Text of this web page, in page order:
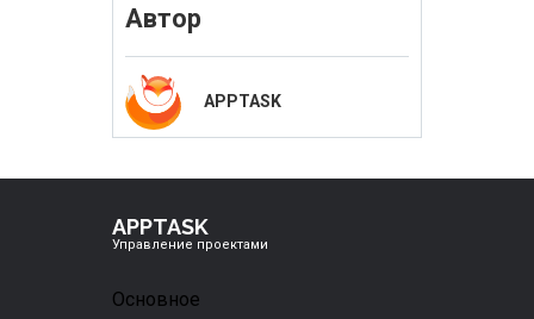
Автор
APPTASK
APPTASK
Управление проектами
Основное